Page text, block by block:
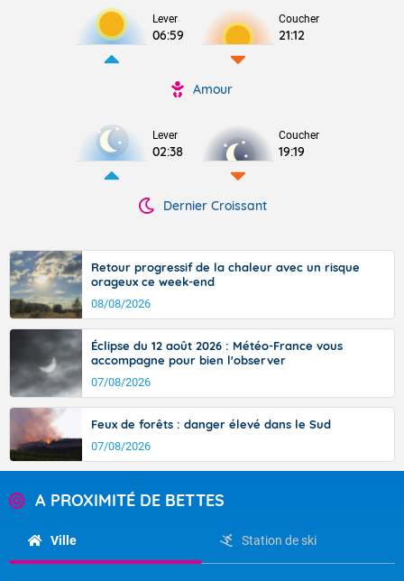
Lever
06:59
Coucher
21:12
Amour
Lever
02:38
Coucher
19:19
Dernier Croissant
Retour progressif de la chaleur avec un risque
orageux ce week-end
08/08/2026
Éclipse du 12 août 2026 : Météo-France vous
accompagne pour bien l'observer
07/08/2026
Feux de forêts : danger élevé dans le Sud
07/08/2026
A PROXIMITÉ DE BETTES
Ville Station de ski